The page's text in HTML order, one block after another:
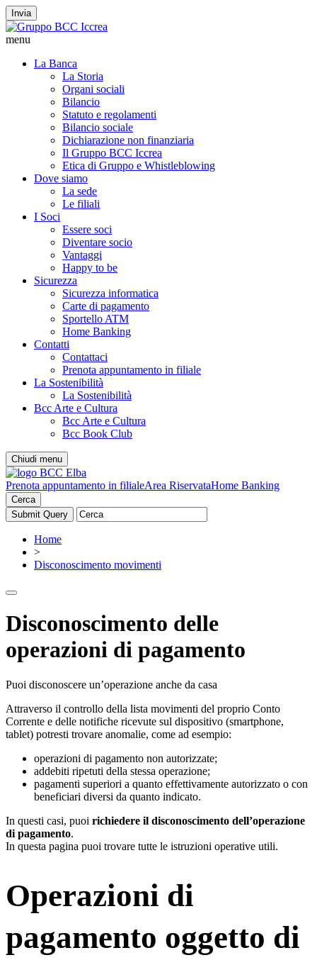
Invia
menu
La Banca
La Storia
Organi sociali
Bilancio
Statuto e regolamenti
Bilancio sociale
Dichiarazione non finanziaria
Il Gruppo BCC Iccrea
Etica di Gruppo e Whistleblowing
Dove siamo
La sede
Le filiali
I Soci
Essere soci
Diventare socio
Vantaggi
Happy to be
Sicurezza
Sicurezza informatica
Carte di pagamento
Sportello ATM
Home Banking
Contatti
Contattaci
Prenota appuntamento in filiale
La Sostenibilità
La Sostenibilità
Bcc Arte e Cultura
Bcc Arte e Cultura
Bcc Book Club
Chiudi menu
Prenota appuntamento in filialeArea RiservataHome Banking
Cerca
Home
>
Disconoscimento movimenti
Disconoscimento delle
operazioni di pagamento
Puoi disconoscere un’operazione anche da casa
Attraverso il controllo della lista movimenti del proprio Conto
Corrente e delle notifiche ricevute sul dispositivo (smartphone,
tablet) potresti trovare anomalie, come ad esempio:
operazioni di pagamento non autorizzate;
addebiti ripetuti della stessa operazione;
pagamenti superiori a quanto effettivamente autorizzato o con
beneficiari diversi da quanto indicato.
In questi casi, puoi richiedere il disconoscimento dell’operazione
di pagamento.
In questa pagina puoi trovare tutte le istruzioni operative utili.
Operazioni di
pagamento oggetto di